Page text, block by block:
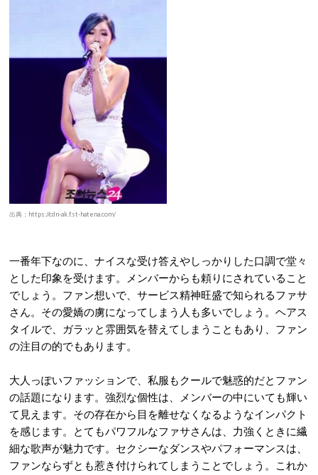
出典：https://cdn-ak.f.st-hatena.com/
一番年下なのに、ナイスな受け答えやしっかりした口調で堂々
とした印象を受けます。メンバーからも頼りにされていること
でしょう。ファン想いで、サービス精神旺盛で知られるファサ
さん。その愛嬌の虜になってしまう人も多いでしょう。ヘアス
タイルで、ガラッと雰囲気を替えてしまうこともあり、ファン
の注目の的でもあります。
大人っぽいファッションで、私服もクールで魅惑的だとファン
の話題になります。強烈な個性は、メンバーの中にいても輝い
て見えます。その存在から目を離せなくなるようなインパクト
を感じます。とてもパワフルなファサさんは、力強くときに繊
細な歌声が魅力です。セクシーなダンスやパフォーマンスは、
ファンならずとも惹き付けられてしまうことでしょう。これか